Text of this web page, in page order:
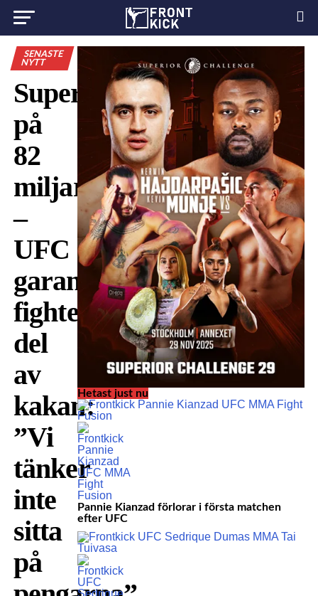
SENASTE
NYTT
Superdeal
på
82
miljarder
–
UFC
garanterar
fighters
del
av
kakan:
”Vi
tänker
inte
sitta
på
Hetast just nu
Pannie Kianzad förlorar i första matchen
efter UFC